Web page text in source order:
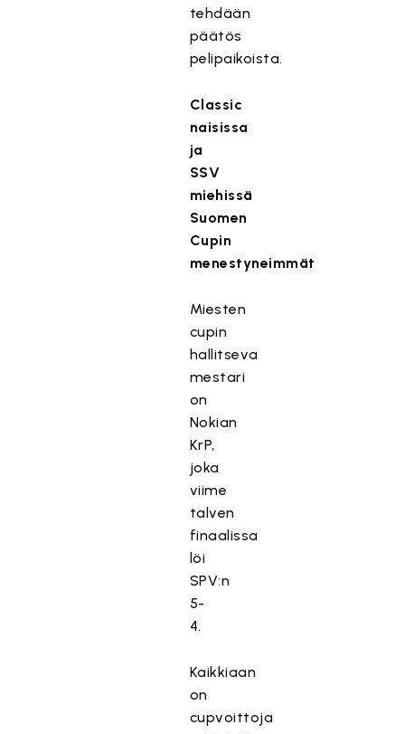
tehdään
päätös
pelipaikoista.
Classic
naisissa
ja
SSV
miehissä
Suomen
Cupin
menestyneimmät
Miesten
cupin
hallitseva
mestari
on
Nokian
KrP,
joka
viime
talven
finaalissa
löi
SPV:n
5-
4.
Kaikkiaan
on
cupvoittoja